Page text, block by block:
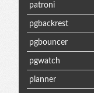
patroni
pgbackrest
pgbouncer
pgwatch
planner